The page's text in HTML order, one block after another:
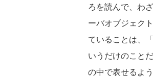
ろを読んで、わ
ーバオブジェク
ていることは、
いうだけのこと
の中で表せるよ